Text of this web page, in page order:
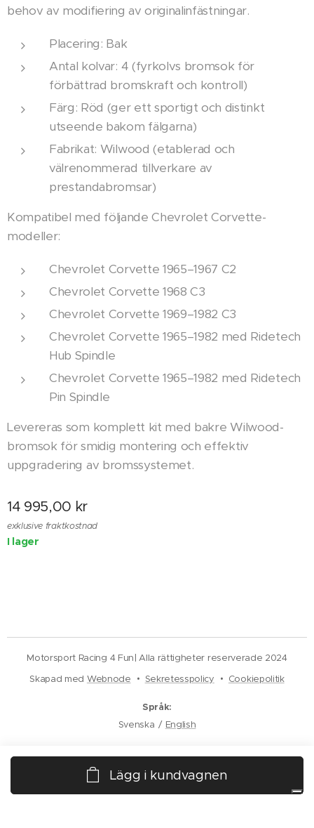
behov av modifiering av originalinfästningar.
Placering: Bak
Antal kolvar: 4 (fyrkolvs bromsok för
förbättrad bromskraft och kontroll)
Färg: Röd (ger ett sportigt och distinkt
utseende bakom fälgarna)
Fabrikat: Wilwood (etablerad och
välrenommerad tillverkare av
prestandabromsar)
Kompatibel med följande Chevrolet Corvette-
modeller:
Chevrolet Corvette 1965–1967 C2
Chevrolet Corvette 1968 C3
Chevrolet Corvette 1969–1982 C3
Chevrolet Corvette 1965–1982 med Ridetech
Hub Spindle
Chevrolet Corvette 1965–1982 med Ridetech
Pin Spindle
Levereras som komplett kit med bakre Wilwood-
bromsok för smidig montering och effektiv
uppgradering av bromssystemet.
14 995,00 kr
exklusive fraktkostnad
I lager
Lägg i kundvagnen
Motorsport Racing 4 Fun| Alla rättigheter reserverade 2024
Skapad med Webnode Sekretesspolicy Cookiepolitik
Språk
Svenska
English
Dina integritetsval